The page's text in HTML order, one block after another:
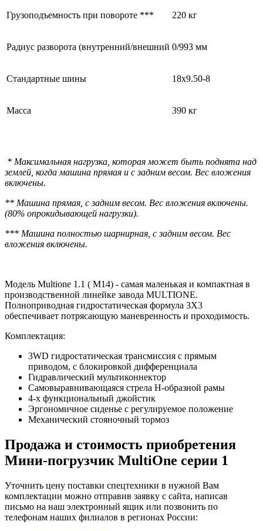
Грузоподъемность при повороте *** 220 кг
Радиус разворота (внутренний/внешний 0/993 мм
Стандартные шины 18x9.50-8
Масса 390 кг
* Максимальная нагрузка, которая может быть поднята над
землей, когда машина прямая и с задним весом. Вес вложения
включены.
** Машина прямая, с задним весом. Вес вложения включены.
(80% опрокидывающей нагрузки).
*** Машина полностью шарнирная, с задним весом. Вес
вложения включены.
Модель Multione 1.1 ( M14) - самая маленькая и компактная в
производственной линейке завода MULTIONE.
Полноприводная гидростатическая формула 3Х3
обеспечивает потрясающую маневренность и проходимость.
Комплектация:
3WD гидростатическая трансмиссия с прямым
приводом, с блокировкой дифференциала
Гидравлический мультиконнектор
Самовыравнивающаяся стрела H-образной рамы
4-х функциональный джойстик
Эргономичное сиденье с регулируемое положение
Механический стояночный тормоз
Продажа и cтоимость приобретения
Мини-погрузчик MultiОne серии 1
Уточнить цену поставки спецтехники в нужной Вам
комплектации можно отправив заявку с сайта, написав
письмо на наш электронный ящик или позвонить по
телефонам наших филиалов в регионах России: